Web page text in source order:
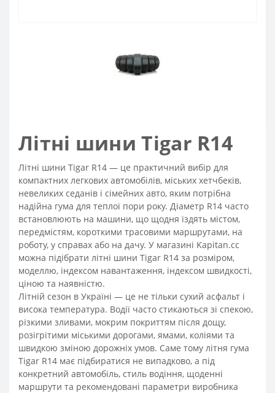
Літні шини Tigar R14
Літні шини Tigar R14 — це практичний вибір для
компактних легкових автомобілів, міських хетчбеків,
невеликих седанів і сімейних авто, яким потрібна
надійна гума для теплої пори року. Діаметр R14 часто
встановлюють на машини, що щодня їздять містом,
передмістям, короткими трасовими маршрутами, на
роботу, у справах або на дачу. У магазині Kapitan.cc
можна підібрати літні шини Tigar R14 за розміром,
моделлю, індексом навантаження, індексом швидкості,
ціною та наявністю.
Літній сезон в Україні — це не тільки сухий асфальт і
висока температура. Водії часто стикаються зі спекою,
різкими зливами, мокрим покриттям після дощу,
розігрітими міськими дорогами, ямами, коліями та
швидкою зміною дорожніх умов. Саме тому літня гума
Tigar R14 має підбиратися не випадково, а під
конкретний автомобіль, стиль водіння, щоденні
маршрути та рекомендовані параметри виробника